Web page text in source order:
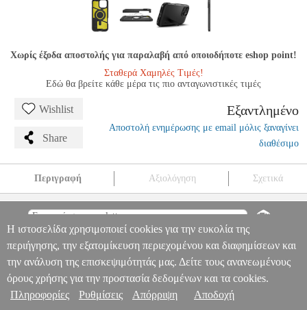
Χωρίς έξοδα αποστολής για παραλαβή από οποιοδήποτε eshop point!
Σταθερά Χαμηλές Τιμές!
Εδώ θα βρείτε κάθε μέρα τις πιο ανταγωνιστικές τιμές
Wishlist
Share
Εξαντλημένο
Αποστολή ενημέρωσης με email μόλις ξαναγίνει
διαθέσιμο
Περιγραφή Αξιολόγηση Σχετικά
TOUGH ARMOR MAGSAFE BLACK FOR IPHONE 16 PRO
0
Πληροφορίες & Υπηρεσίες >
Η ιστοσελίδα χρησιμοποιεί cookies για την ευκολία της
περιήγησης, την εξατομίκευση περιεχομένου και διαφημίσεων και
την ανάλυση της επισκεψιμότητάς μας. Δείτε τους ανανεωμένους
όρους χρήσης για την προστασία δεδομένων και τα cookies.
Πληροφορίες
Ρυθμίσεις Απόρριψη Αποδοχή